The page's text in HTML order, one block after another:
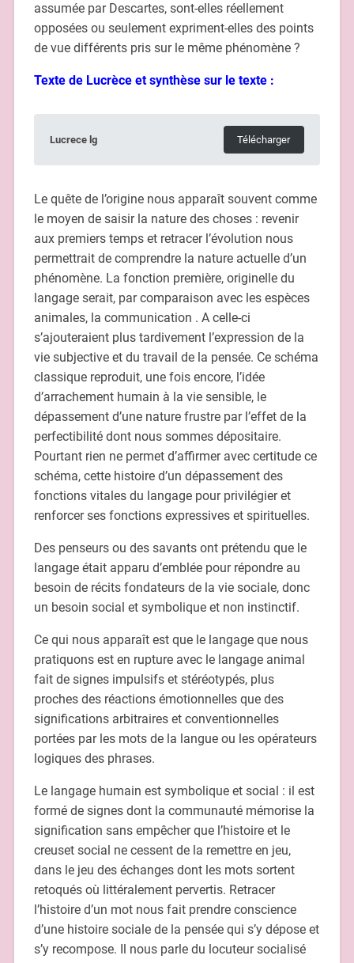
assumée par Descartes, sont-elles réellement
opposées ou seulement expriment-elles des points
de vue différents pris sur le même phénomène ?
Texte de Lucrèce et synthèse sur le texte :
Lucrece lg Télécharger
Le quête de l’origine nous apparaît souvent comme
le moyen de saisir la nature des choses : revenir
aux premiers temps et retracer l’évolution nous
permettrait de comprendre la nature actuelle d’un
phénomène. La fonction première, originelle du
langage serait, par comparaison avec les espèces
animales, la communication . A celle-ci
s’ajouteraient plus tardivement l’expression de la
vie subjective et du travail de la pensée. Ce schéma
classique reproduit, une fois encore, l’idée
d’arrachement humain à la vie sensible, le
dépassement d’une nature frustre par l’effet de la
perfectibilité dont nous sommes dépositaire.
Pourtant rien ne permet d’affirmer avec certitude ce
schéma, cette histoire d’un dépassement des
fonctions vitales du langage pour privilégier et
renforcer ses fonctions expressives et spirituelles.
Des penseurs ou des savants ont prétendu que le
langage était apparu d’emblée pour répondre au
besoin de récits fondateurs de la vie sociale, donc
un besoin social et symbolique et non instinctif.
Ce qui nous apparaît est que le langage que nous
pratiquons est en rupture avec le langage animal
fait de signes impulsifs et stéréotypés, plus
proches des réactions émotionnelles que des
significations arbitraires et conventionnelles
portées par les mots de la langue ou les opérateurs
logiques des phrases.
Le langage humain est symbolique et social : il est
formé de signes dont la communauté mémorise la
signification sans empêcher que l’histoire et le
creuset social ne cessent de la remettre en jeu,
dans le jeu des échanges dont les mots sortent
retoqués où littéralement pervertis. Retracer
l’histoire d’un mot nous fait prendre conscience
d’une histoire sociale de la pensée qui s’y dépose et
s’y recompose. Il nous parle du locuteur socialisé